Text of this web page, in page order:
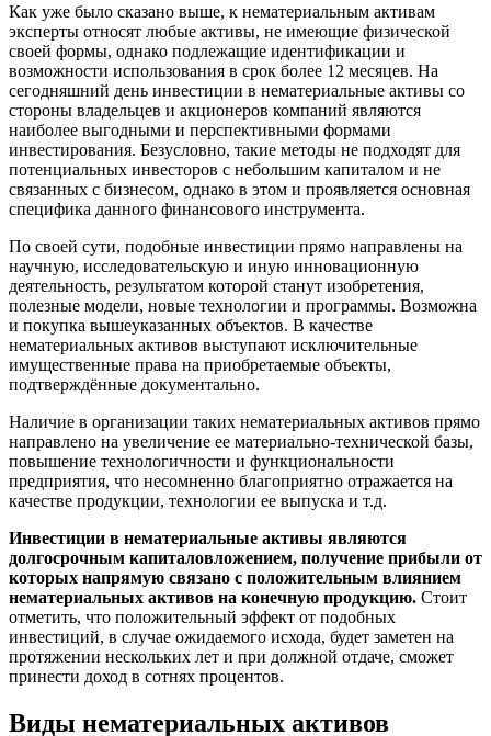
Как уже было сказано выше, к нематериальным активам
эксперты относят любые активы, не имеющие физической
своей формы, однако подлежащие идентификации и
возможности использования в срок более 12 месяцев. На
сегодняшний день инвестиции в нематериальные активы со
стороны владельцев и акционеров компаний являются
наиболее выгодными и перспективными формами
инвестирования. Безусловно, такие методы не подходят для
потенциальных инвесторов с небольшим капиталом и не
связанных с бизнесом, однако в этом и проявляется основная
специфика данного финансового инструмента.
По своей сути, подобные инвестиции прямо направлены на
научную, исследовательскую и иную инновационную
деятельность, результатом которой станут изобретения,
полезные модели, новые технологии и программы. Возможна
и покупка вышеуказанных объектов. В качестве
нематериальных активов выступают исключительные
имущественные права на приобретаемые объекты,
подтверждённые документально.
Наличие в организации таких нематериальных активов прямо
направлено на увеличение ее материально-технической базы,
повышение технологичности и функциональности
предприятия, что несомненно благоприятно отражается на
качестве продукции, технологии ее выпуска и т.д.
Инвестиции в нематериальные активы являются
долгосрочным капиталовложением, получение прибыли от
которых напрямую связано с положительным влиянием
нематериальных активов на конечную продукцию. Стоит
отметить, что положительный эффект от подобных
инвестиций, в случае ожидаемого исхода, будет заметен на
протяжении нескольких лет и при должной отдаче, сможет
принести доход в сотнях процентов.
Виды нематериальных активов